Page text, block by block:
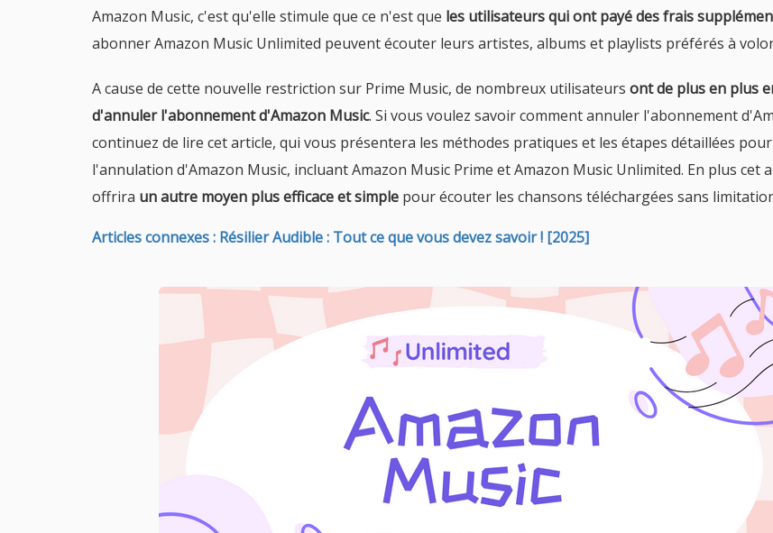
Amazon Music, c'est qu'elle stimule que ce n'est que les utilisateurs qui ont payé des frais
abonner Amazon Music Unlimited peuvent écouter leurs artistes, albums et playlists préférés à
A cause de cette nouvelle restriction sur Prime Music, de nombreux utilisateurs ont de plus en plus
d'annuler l'abonnement d'Amazon Music. Si vous voulez savoir comment annuler l'abonnement
continuez de lire cet article, qui vous présentera les méthodes pratiques et les étapes détaillées pour
l'annulation d'Amazon Music, incluant Amazon Music Prime et Amazon Music Unlimited. En plus cet
offrira un autre moyen plus efficace et simple pour écouter les chansons téléchargées sans
Articles connexes : Résilier Audible : Tout ce que vous devez savoir ! [2025]